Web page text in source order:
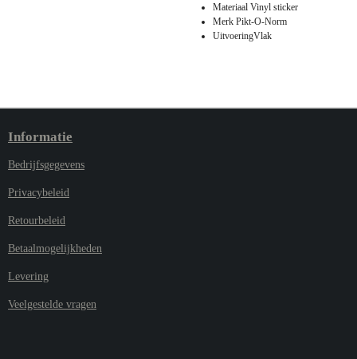
Materiaal Vinyl sticker
Merk Pikt-O-Norm
UitvoeringVlak
Informatie
Bedrijfsgegevens
Privacybeleid
Retourbeleid
Betaalmogelijkheden
Levering
Veelgestelde vragen